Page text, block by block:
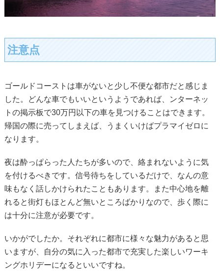
注意点
ゴールドコーストは車がないと少し不便な都市だと感じま
した。どんな車でもいいというようであれば、ンターネッ
トの掲示板で30万円以下の車を見つけることはできます。
帰国の際に売ってしまえば、うまくいけばプラマイゼロに
なります。
夜は酔っぱらった人たちが多いので、絡まれないように気
を付けるべきです。信号待ちをしているだけで、なんの意
味もなく話しかけられたこともあります。また中心地を離
れると街灯もほとんど無いところばかりなので、歩く際に
は十分に注意が必要です。
いかがでしたか。それぞれに都市に様々な魅力があると思
いますが、自分の気に入った都市で充実した楽しいワーキ
ングホリデーになるといいですね。